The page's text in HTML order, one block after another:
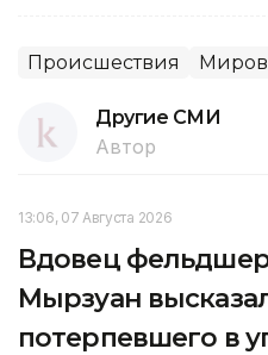
Происшествия
Другие СМИ
Автор
13:06, 07 Августа 2026
Вдовец
Мырзуан
потерпевшего в